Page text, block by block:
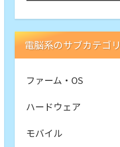
電脳系のサブカテゴリ
ファーム・OS
ハードウェア
モバイル